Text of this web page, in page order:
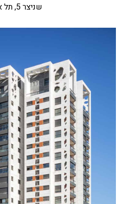
שניצר 5, תל אביב